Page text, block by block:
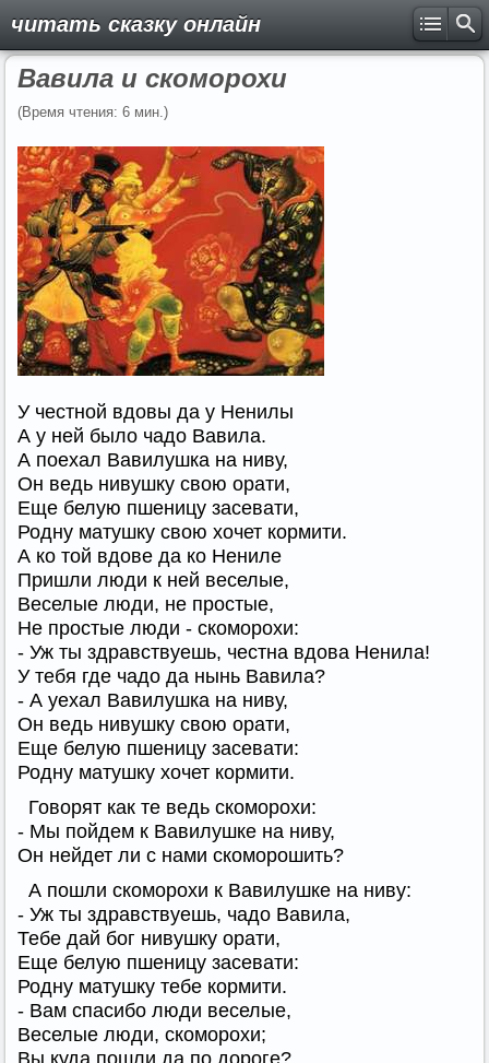
читать сказку онлайн
Вавила и скоморохи
(Время чтения: 6 мин.)
У честной вдовы да у Ненилы
А у ней было чадо Вавила.
А поехал Вавилушка на ниву,
Он ведь нивушку свою орати,
Еще белую пшеницу засевати,
Родну матушку свою хочет кормити.
А ко той вдове да ко Нениле
Пришли люди к ней веселые,
Веселые люди, не простые,
Не простые люди - скоморохи:
- Уж ты здравствуешь, честна вдова Ненила!
У тебя где чадо да нынь Вавила?
- А уехал Вавилушка на ниву,
Он ведь нивушку свою орати,
Еще белую пшеницу засевати:
Родну матушку хочет кормити.
Говорят как те ведь скоморохи:
- Мы пойдем к Вавилушке на ниву,
Он нейдет ли с нами скоморошить?
А пошли скоморохи к Вавилушке на ниву:
- Уж ты здравствуешь, чадо Вавила,
Тебе дай бог нивушку орати,
Еще белую пшеницу засевати:
Родну матушку тебе кормити.
- Вам спасибо люди веселые,
Веселые люди, скоморохи;
Вы куда пошли да по дороге?